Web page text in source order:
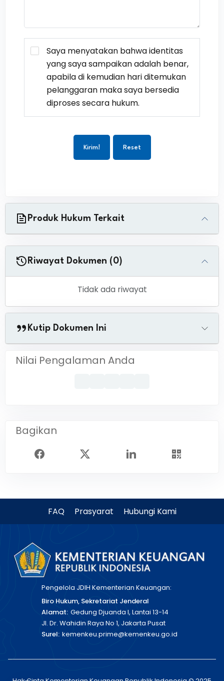
Saya menyatakan bahwa identitas
yang saya sampaikan adalah benar,
apabila di kemudian hari ditemukan
pelanggaran maka saya bersedia
diproses secara hukum.
Kirim! Reset
Produk Hukum Terkait
Riwayat Dokumen (0)
Tidak ada riwayat
Kutip Dokumen Ini
Nilai Pengalaman Anda
Bagikan
FAQ Prasyarat Hubungi Kami
Pengelola JDIH Kementerian Keuangan:
Biro Hukum, Sekretariat Jenderal
Alamat: Gedung Djuanda I, Lantai 13-14
Jl. Dr. Wahidin Raya No 1, Jakarta Pusat
Surel: kemenkeu.prime@kemenkeu.go.id